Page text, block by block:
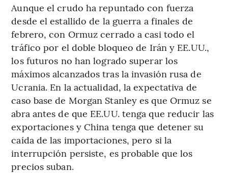
Aunque el crudo ha repuntado con fuerza
desde el estallido de la guerra a finales de
febrero, con Ormuz cerrado a casi todo el
tráfico por el doble bloqueo de Irán y EE.UU.,
los futuros no han logrado superar los
máximos alcanzados tras la invasión rusa de
Ucrania. En la actualidad, la expectativa de
caso base de Morgan Stanley es que Ormuz se
abra antes de que EE.UU. tenga que reducir las
exportaciones y China tenga que detener su
caída de las importaciones, pero si la
interrupción persiste, es probable que los
precios suban.